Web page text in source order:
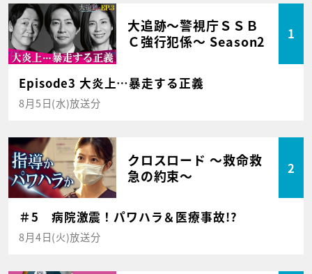
大追跡～警視庁ＳＳＢ
Ｃ強行犯係～ Season2
1
Episode3 大炎上…暴走する正義
8月5日(水)放送分
クロスロード ～救命救
急の約束～
2
＃5 病院激震！パワハラ＆医療事故!?
8月4日(火)放送分